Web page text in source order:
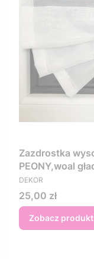
Zazdrostka
PEONY,woal
kwiaty w
PRODUCENT
DEKOR
Cena
25,00 zł
Zobacz produkt